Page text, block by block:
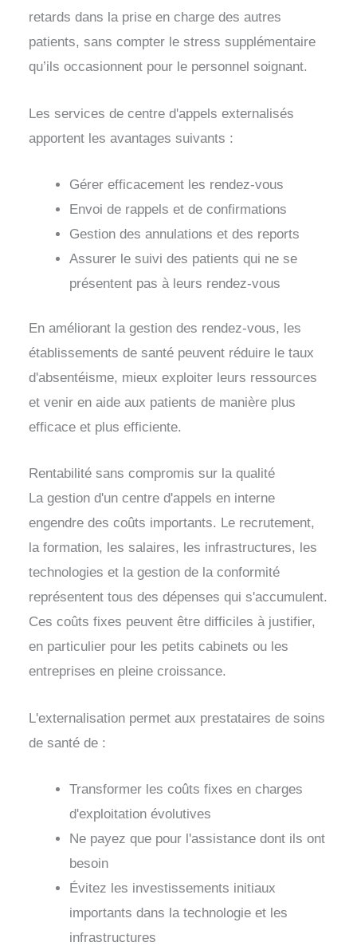
retards dans la prise en charge des autres
patients, sans compter le stress supplémentaire
qu’ils occasionnent pour le personnel soignant.
Les services de centre d'appels externalisés
apportent les avantages suivants :
Gérer efficacement les rendez-vous
Envoi de rappels et de confirmations
Gestion des annulations et des reports
Assurer le suivi des patients qui ne se
présentent pas à leurs rendez-vous
En améliorant la gestion des rendez-vous, les
établissements de santé peuvent réduire le taux
d'absentéisme, mieux exploiter leurs ressources
et venir en aide aux patients de manière plus
efficace et plus efficiente.
Rentabilité sans compromis sur la qualité
La gestion d'un centre d'appels en interne
engendre des coûts importants. Le recrutement,
la formation, les salaires, les infrastructures, les
technologies et la gestion de la conformité
représentent tous des dépenses qui s'accumulent.
Ces coûts fixes peuvent être difficiles à justifier,
en particulier pour les petits cabinets ou les
entreprises en pleine croissance.
L'externalisation permet aux prestataires de soins
de santé de :
Transformer les coûts fixes en charges
d'exploitation évolutives
Ne payez que pour l'assistance dont ils ont
besoin
Évitez les investissements initiaux
importants dans la technologie et les
infrastructures